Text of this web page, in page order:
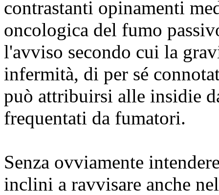
contrastanti opinamenti
oncologica del fumo
l'avviso secondo cui la
infermità, di per sé
può attribuirsi alle insidie
frequentati da fumatori.
Senza ovviamente
inclini a ravvisare anche